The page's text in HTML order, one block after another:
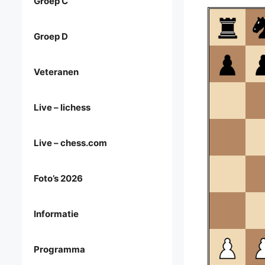
Groep D
Veteranen
Live – lichess
Live – chess.com
Foto’s 2026
Informatie
Programma